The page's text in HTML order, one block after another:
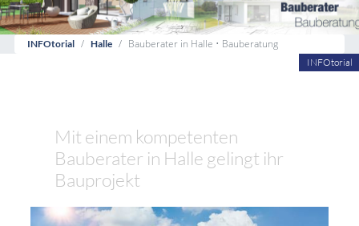
INFOtorial Halle
Bauberater in Halle • Bauberatung
INFOtorial
Mit einem kompetenten
Bauberater in Halle gelingt ihr
Bauprojekt